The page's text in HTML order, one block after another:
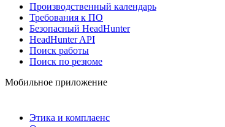
Производственный календарь
Требования к ПО
Безопасный HeadHunter
HeadHunter API
Поиск работы
Поиск по резюме
Мобильное приложение
Этика и комплаенс